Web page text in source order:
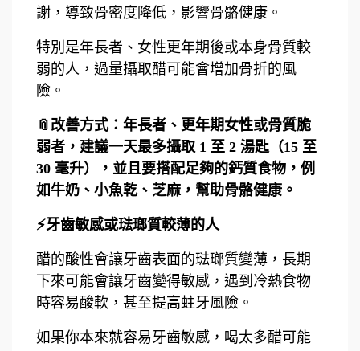
謝，導致骨密度降低，影響骨骼健康。
特別是年長者、女性更年期後或本身骨質較
弱的人，過量攝取醋可能會增加骨折的風
險。
📎改善方式：年長者、更年期女性或骨質脆
弱者，建議一天最多攝取 1 至 2 湯匙（15 至
30 毫升），並且要搭配足夠的鈣質食物，例
如牛奶、小魚乾、芝麻，幫助骨骼健康。
⚡牙齒敏感或琺瑯質較薄的人
醋的酸性會讓牙齒表面的琺瑯質變薄，長期
下來可能會讓牙齒變得敏感，遇到冷熱食物
時容易酸軟，甚至提高蛀牙風險。
如果你本來就容易牙齒敏感，喝太多醋可能